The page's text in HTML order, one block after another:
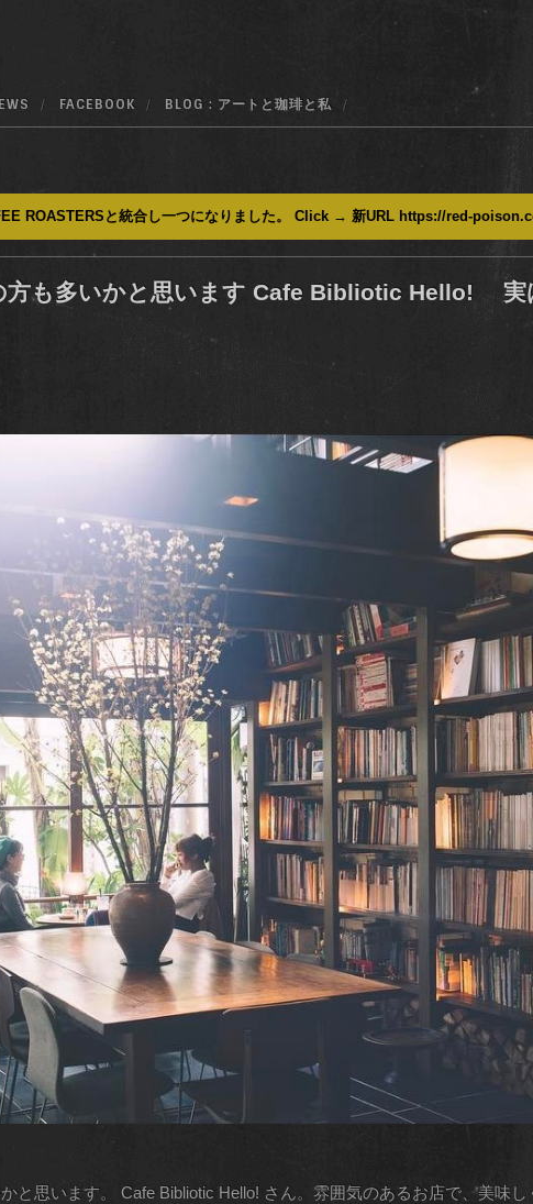
FACEBOOK BLOG : アートと珈琲と私
ROASTERSと統合し一つになりました。 Click → 新URL https://red-
方も多いかと思います Cafe Bibliotic Hello! 実
と思います。 Cafe Bibliotic Hello! さん。雰囲気のあるお店で、美味